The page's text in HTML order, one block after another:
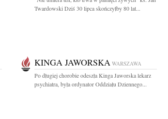
Twardowski Dziś 30 lipca skończyłby 80 lat...
KINGA JAWORSKA WARSZAWA
Po długiej chorobie odeszła Kinga Jaworska lekarz
psychiatra, była ordynator Oddziału Dziennego...